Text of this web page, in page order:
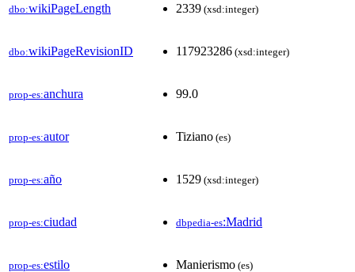
dbo:wikiPageLength 2339 (xsd:integer)
dbo:wikiPageRevisionID 117923286 (xsd:integer)
prop-es:anchura 99.0
prop-es:autor Tiziano (es)
prop-es:año 1529 (xsd:integer)
prop-es:ciudad dbpedia-es:Madrid
prop-es:estilo Manierismo (es)